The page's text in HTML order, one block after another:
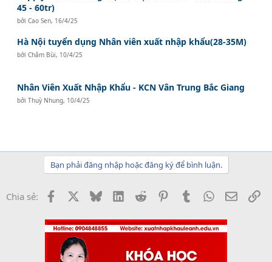
45 - 60tr)
bởiCao Sen, 16/4/25
Hà Nội tuyển dụng Nhân viên xuất nhập khẩu(28-35M)
bởiChâm Bùi, 10/4/25
Nhân Viên Xuất Nhập Khẩu - KCN Vân Trung Bắc Giang
bởiThuỳ Nhung, 10/4/25
Bạn phải đăng nhập hoặc đăng ký để bình luận.
Chia sẻ: Facebook BlueskyLinkedInReddit PinterestTumblrWhatsApp
Email